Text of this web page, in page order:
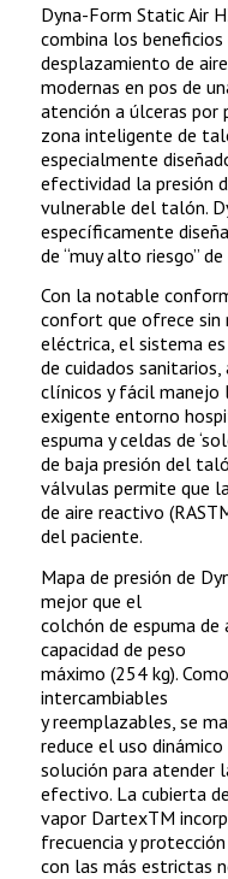
Dyna-Form Static Air
combina los
desplazamiento de
modernas en pos de
atención a úlceras por
zona inteligente de
especialmente
efectividad la presión
vulnerable del talón.
específicamente
de “muy alto riesgo”
Con la notable
confort que ofrece sin
eléctrica, el sistema
de cuidados
clínicos y fácil manejo
exigente entorno
espuma y celdas de
de baja presión del
válvulas permite que
de aire reactivo
del paciente.
Mapa de presión de
mejor que el
colchón de espuma
capacidad de peso
máximo (254 kg).
intercambiables
y reemplazables, se
reduce el uso
solución para atender
efectivo. La cubierta
vapor DartexTM
frecuencia y
con las más estrictas